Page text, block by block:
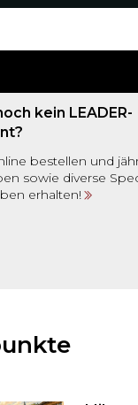
kein LEADER-
bestellen und
sowie diverse
erhalten!